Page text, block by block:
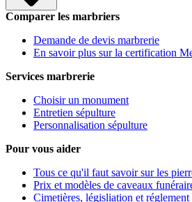
Comparer les marbriers
Demande de devis marbrerie
En savoir plus sur la certification
Services marbrerie
Choisir un monument
Entretien sépulture
Personnalisation sépulture
Pour vous aider
Tous ce qu'il faut savoir sur les
Prix et modèles de caveaux
Cimetières, législiation et réglement